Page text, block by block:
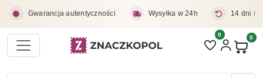
Gwarancja autentyczności Wysyłka w 24h 14 dni
Liczba pozycji
0 0